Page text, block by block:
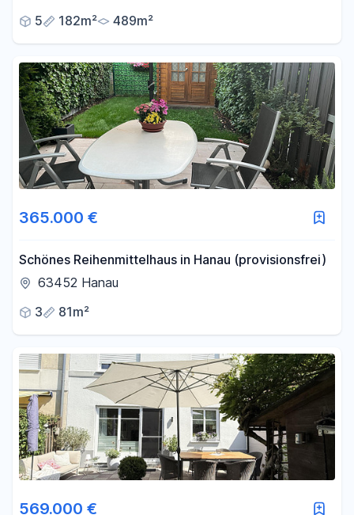
5
182m² 489m²
365.000 €
Schönes Reihenmittelhaus in Hanau (provisionsfrei)
63452 Hanau
3
81m²
569.000 €